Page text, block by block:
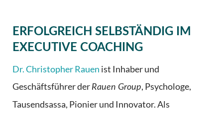
ERFOLGREICH SELBSTÄNDIG IM
EXECUTIVE COACHING
Dr. Christopher Rauen ist Inhaber und
Geschäftsführer der Rauen Group, Psychologe,
Tausendsassa, Pionier und Innovator. Als